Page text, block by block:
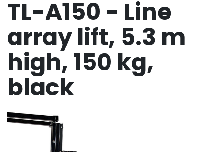
TL-A150 - Line
array lift, 5.3 m
high, 150 kg,
black